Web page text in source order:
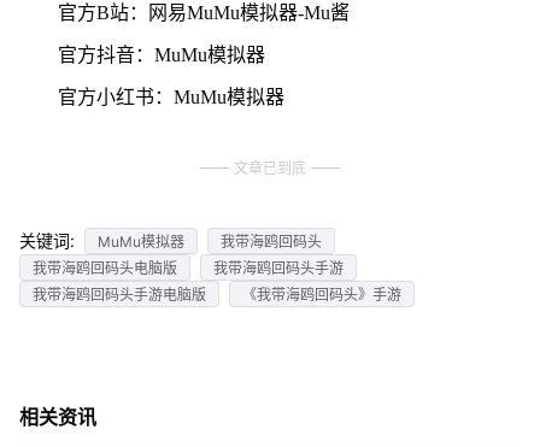
官方B站：网易MuMu模拟器-Mu酱
官方抖音：MuMu模拟器
官方小红书：MuMu模拟器
文章已到底
关键词: MuMu模拟器
我带海鸥回码头
我带海鸥回码头电脑版
我带海鸥回码头手游
我带海鸥回码头手游电脑版
《我带海鸥回码头》手游
相关资讯